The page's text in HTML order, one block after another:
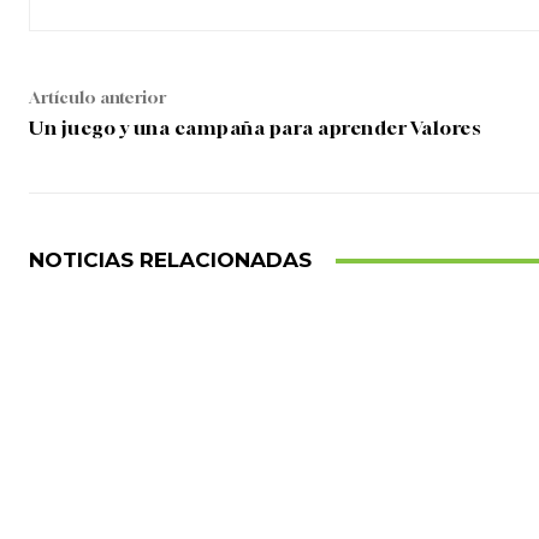
Artículo anterior
Un juego y una campaña para aprender Valores
NOTICIAS RELACIONADAS